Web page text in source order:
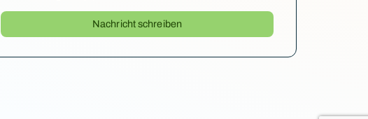
Nachricht schreiben